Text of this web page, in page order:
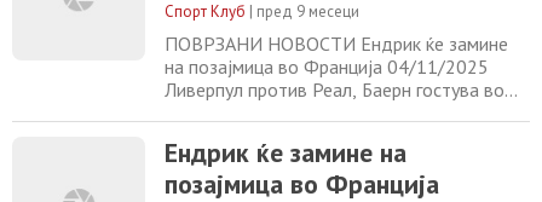
Спорт Клуб | пред 9 месеци
ПОВРЗАНИ НОВОСТИ Ендрик ќе замине
на позајмица во Франција 04/11/2025
Ливерпул против Реал, Баерн гостува во
винери 04/11/2025 Саудијците го одбија
Меси 04/11/2025
Ендрик ќе замине на
позајмица во Франција